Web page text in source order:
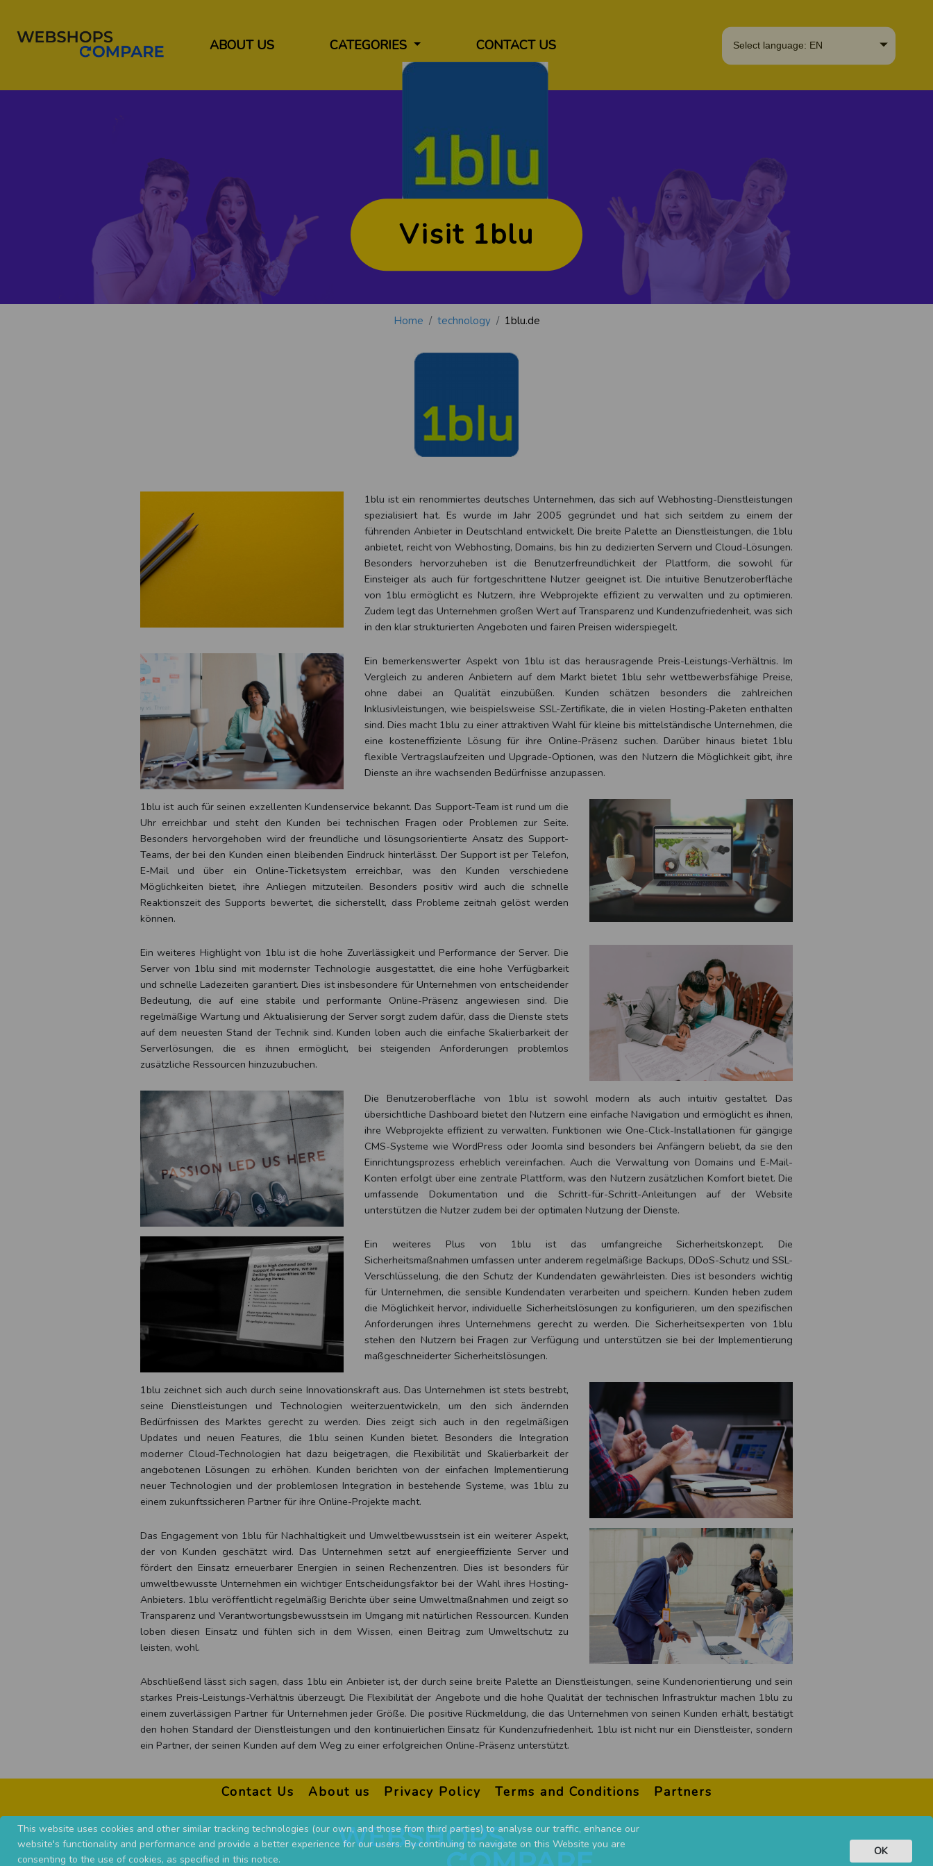
ABOUT US CATEGORIES CONTACT US Select language: EN
Visit 1blu
Home technology 1blu.de
1blu ist ein renommiertes deutsches Unternehmen, das sich auf Webhosting-Dienstleistungen
spezialisiert hat. Es wurde im Jahr 2005 gegründet und hat sich seitdem zu einem der
führenden Anbieter in Deutschland entwickelt. Die breite Palette an Dienstleistungen, die 1blu
anbietet, reicht von Webhosting, Domains, bis hin zu dedizierten Servern und Cloud-Lösungen.
Besonders hervorzuheben ist die Benutzerfreundlichkeit der Plattform, die sowohl für
Einsteiger als auch für fortgeschrittene Nutzer geeignet ist. Die intuitive Benutzeroberfläche
von 1blu ermöglicht es Nutzern, ihre Webprojekte effizient zu verwalten und zu optimieren.
Zudem legt das Unternehmen großen Wert auf Transparenz und Kundenzufriedenheit, was sich
in den klar strukturierten Angeboten und fairen Preisen widerspiegelt.
Ein bemerkenswerter Aspekt von 1blu ist das herausragende Preis-Leistungs-Verhältnis. Im
Vergleich zu anderen Anbietern auf dem Markt bietet 1blu sehr wettbewerbsfähige Preise,
ohne dabei an Qualität einzubüßen. Kunden schätzen besonders die zahlreichen
Inklusivleistungen, wie beispielsweise SSL-Zertifikate, die in vielen Hosting-Paketen enthalten
sind. Dies macht 1blu zu einer attraktiven Wahl für kleine bis mittelständische Unternehmen, die
eine kosteneffiziente Lösung für ihre Online-Präsenz suchen. Darüber hinaus bietet 1blu
flexible Vertragslaufzeiten und Upgrade-Optionen, was den Nutzern die Möglichkeit gibt, ihre
Dienste an ihre wachsenden Bedürfnisse anzupassen.
1blu ist auch für seinen exzellenten Kundenservice bekannt. Das Support-Team ist rund um die
Uhr erreichbar und steht den Kunden bei technischen Fragen oder Problemen zur Seite.
Besonders hervorgehoben wird der freundliche und lösungsorientierte Ansatz des Support-
Teams, der bei den Kunden einen bleibenden Eindruck hinterlässt. Der Support ist per Telefon,
E-Mail und über ein Online-Ticketsystem erreichbar, was den Kunden verschiedene
Möglichkeiten bietet, ihre Anliegen mitzuteilen. Besonders positiv wird auch die schnelle
Reaktionszeit des Supports bewertet, die sicherstellt, dass Probleme zeitnah gelöst werden
können.
Ein weiteres Highlight von 1blu ist die hohe Zuverlässigkeit und Performance der Server. Die
Server von 1blu sind mit modernster Technologie ausgestattet, die eine hohe Verfügbarkeit
und schnelle Ladezeiten garantiert. Dies ist insbesondere für Unternehmen von entscheidender
Bedeutung, die auf eine stabile und performante Online-Präsenz angewiesen sind. Die
regelmäßige Wartung und Aktualisierung der Server sorgt zudem dafür, dass die Dienste stets
auf dem neuesten Stand der Technik sind. Kunden loben auch die einfache Skalierbarkeit der
Serverlösungen, die es ihnen ermöglicht, bei steigenden Anforderungen problemlos
zusätzliche Ressourcen hinzuzubuchen.
Die Benutzeroberfläche von 1blu ist sowohl modern als auch intuitiv gestaltet. Das
übersichtliche Dashboard bietet den Nutzern eine einfache Navigation und ermöglicht es ihnen,
ihre Webprojekte effizient zu verwalten. Funktionen wie One-Click-Installationen für gängige
CMS-Systeme wie WordPress oder Joomla sind besonders bei Anfängern beliebt, da sie den
Einrichtungsprozess erheblich vereinfachen. Auch die Verwaltung von Domains und E-Mail-
Konten erfolgt über eine zentrale Plattform, was den Nutzern zusätzlichen Komfort bietet. Die
umfassende Dokumentation und die Schritt-für-Schritt-Anleitungen auf der Website
unterstützen die Nutzer zudem bei der optimalen Nutzung der Dienste.
Ein weiteres Plus von 1blu ist das umfangreiche Sicherheitskonzept. Die
Sicherheitsmaßnahmen umfassen unter anderem regelmäßige Backups, DDoS-Schutz und SSL-
Verschlüsselung, die den Schutz der Kundendaten gewährleisten. Dies ist besonders wichtig
für Unternehmen, die sensible Kundendaten verarbeiten und speichern. Kunden heben zudem
die Möglichkeit hervor, individuelle Sicherheitslösungen zu konfigurieren, um den spezifischen
Anforderungen ihres Unternehmens gerecht zu werden. Die Sicherheitsexperten von 1blu
stehen den Nutzern bei Fragen zur Verfügung und unterstützen sie bei der Implementierung
maßgeschneiderter Sicherheitslösungen.
1blu zeichnet sich auch durch seine Innovationskraft aus. Das Unternehmen ist stets bestrebt,
seine Dienstleistungen und Technologien weiterzuentwickeln, um den sich ändernden
Bedürfnissen des Marktes gerecht zu werden. Dies zeigt sich auch in den regelmäßigen
Updates und neuen Features, die 1blu seinen Kunden bietet. Besonders die Integration
moderner Cloud-Technologien hat dazu beigetragen, die Flexibilität und Skalierbarkeit der
angebotenen Lösungen zu erhöhen. Kunden berichten von der einfachen Implementierung
neuer Technologien und der problemlosen Integration in bestehende Systeme, was 1blu zu
einem zukunftssicheren Partner für ihre Online-Projekte macht.
Das Engagement von 1blu für Nachhaltigkeit und Umweltbewusstsein ist ein weiterer Aspekt,
der von Kunden geschätzt wird. Das Unternehmen setzt auf energieeffiziente Server und
fördert den Einsatz erneuerbarer Energien in seinen Rechenzentren. Dies ist besonders für
umweltbewusste Unternehmen ein wichtiger Entscheidungsfaktor bei der Wahl ihres Hosting-
Anbieters. 1blu veröffentlicht regelmäßig Berichte über seine Umweltmaßnahmen und zeigt so
Transparenz und Verantwortungsbewusstsein im Umgang mit natürlichen Ressourcen. Kunden
loben diesen Einsatz und fühlen sich in dem Wissen, einen Beitrag zum Umweltschutz zu
leisten, wohl.
Abschließend lässt sich sagen, dass 1blu ein Anbieter ist, der durch seine breite Palette an Dienstleistungen, seine Kundenorientierung und sein
starkes Preis-Leistungs-Verhältnis überzeugt. Die Flexibilität der Angebote und die hohe Qualität der technischen Infrastruktur machen 1blu zu
einem zuverlässigen Partner für Unternehmen jeder Größe. Die positive Rückmeldung, die das Unternehmen von seinen Kunden erhält, bestätigt
den hohen Standard der Dienstleistungen und den kontinuierlichen Einsatz für Kundenzufriedenheit. 1blu ist nicht nur ein Dienstleister, sondern
ein Partner, der seinen Kunden auf dem Weg zu einer erfolgreichen Online-Präsenz unterstützt.
Contact Us About us Privacy Policy Terms and Conditions Partners
This website uses cookies and other similar tracking technologies (our own, and those from third parties) to analyse our traffic, enhance our
website's functionality and performance and provide a better experience for our users. By continuing to navigate on this Website you are
consenting to the use of cookies, as specified in this notice.
OK